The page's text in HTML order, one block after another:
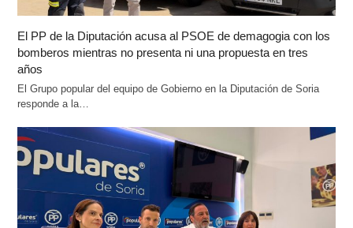
El PP de la Diputación acusa al PSOE de demagogia con los
bomberos mientras no presenta ni una propuesta en tres
años
El Grupo popular del equipo de Gobierno en la Diputación de Soria
responde a la…